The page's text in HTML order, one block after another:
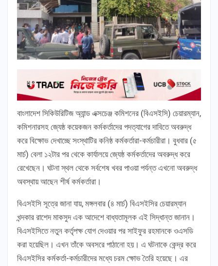
বাংলাদেশ সিকিউরিটিজ অ্যান্ড এক্সচেঞ্জ কমিশনের (বিএসইসি) চেয়ারম্যান,
কমিশনারসহ জ্যেষ্ঠ কয়েকজন কর্মকর্তাদের পদত্যাগের দাবিতে অবরুদ্ধ
করে বিক্ষোভ দেখাচ্ছে সংস্থাটির কনিষ্ঠ কর্মকর্তারা-কর্মচারীরা। বুধবার (৫
মার্চ) বেলা ১২টার পর থেকে কার্যালয়ে জ্যেষ্ঠ কর্মকর্তাদের অবরুদ্ধ করে
রেখেছেন। ঘটনা স্থল থেকে সর্বশেষ খবর পাওয়া পর্যন্ত এখনো অবরুদ্ধ
অবস্থায় আছেন শীর্ষ কর্মকর্তারা।
বিএসইসি সূত্রে জানা যায়, মঙ্গলবার (৪ মার্চ) বিএসইসির চেয়ারম্যান
খন্দকার রাশেদ মাকসুদ এক আদেশে বাধ্যতামূলক এই সিদ্ধান্ত জানান।
বিএসইসিতে নতুন কর্তৃপক্ষ যোগ দেওয়ার পর সাইফুর রহমানকে ওএসডি
করা হয়েছিল। এখন তাঁকে অবসরে পাঠানো হয়। এ ঘটনাকে কেন্দ্র করে
বিএসইসির কর্মকর্তা-কর্মচারীদের মধ্যে চরম ক্ষোভ তৈরি হয়েছে। এর